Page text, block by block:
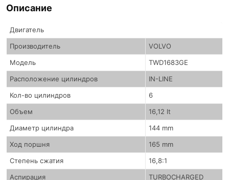
Описание
Двигатель
Производитель
VOLVO
Модель
TWD1683GE
Расположение цилиндров
IN-LINE
Кол-во цилиндров
6
Объем
16,12 lt
Диаметр цилиндра
144 mm
Ход поршня
165 mm
Степень сжатия
16,8:1
Аспирация
TURBOCHARGED